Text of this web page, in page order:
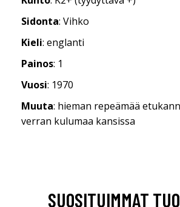
Sidonta: Vihko
Kieli: englanti
Painos: 1
Vuosi: 1970
Muuta: hieman repeämää
verran kulumaa kansissa
SUOSITUIMMAT